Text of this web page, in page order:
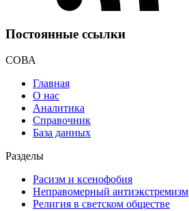
Постоянные ссылки
СОВА
Главная
О нас
Аналитика
Справочник
База данных
Разделы
Расизм и ксенофобия
Неправомерный антиэкстремизм
Религия в светском обществе